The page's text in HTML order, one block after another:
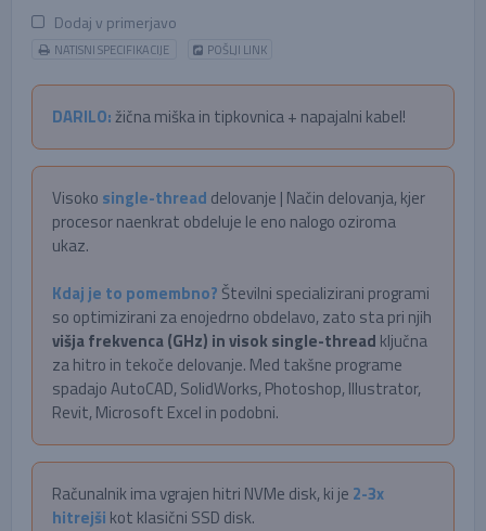
Dodaj v primerjavo
NATISNI SPECIFIKACIJE POŠLJI LINK
DARILO:žična miška in tipkovnica + napajalni kabel!
Visoko single-thread delovanje | Način delovanja, kjer
procesor naenkrat obdeluje le eno nalogo oziroma
ukaz.
Kdaj je to pomembno? Številni specializirani programi
so optimizirani za enojedrno obdelavo, zato sta pri njih
višja frekvenca (GHz) in visok single-thread ključna
za hitro in tekoče delovanje. Med takšne programe
spadajo AutoCAD, SolidWorks, Photoshop, Illustrator,
Revit, Microsoft Excel in podobni.
Računalnik ima vgrajen hitri NVMe disk, ki je 2-3x
hitrejši kot klasični SSD disk.